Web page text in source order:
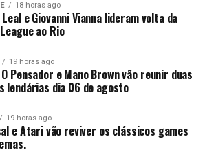
18 horas ago
e Giovanni Vianna lideram volta da
ao Rio
19 horas ago
Pensador e Mano Brown vão reunir duas
lendárias dia 06 de agosto
19 horas ago
e Atari vão reviver os clássicos games